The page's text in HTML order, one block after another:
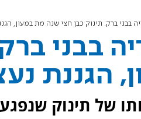
בבני ברק: תינוק כבן חצי שנה מת במעון,
בבני
הגננת
של תינוק